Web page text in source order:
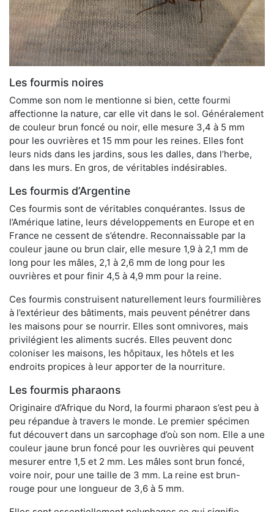
Les fourmis noires
Comme son nom le mentionne si bien, cette fourmi
affectionne la nature, car elle vit dans le sol. Généralement
de couleur brun foncé ou noir, elle mesure 3,4 à 5 mm
pour les ouvrières et 15 mm pour les reines. Elles font
leurs nids dans les jardins, sous les dalles, dans l’herbe,
dans les murs. En gros, de véritables indésirables.
Les fourmis d’Argentine
Ces fourmis sont de véritables conquérantes. Issus de
l’Amérique latine, leurs développements en Europe et en
France ne cessent de s’étendre. Reconnaissable par la
couleur jaune ou brun clair, elle mesure 1,9 à 2,1 mm de
long pour les mâles, 2,1 à 2,6 mm de long pour les
ouvrières et pour finir 4,5 à 4,9 mm pour la reine.
Ces fourmis construisent naturellement leurs fourmilières
à l’extérieur des bâtiments, mais peuvent pénétrer dans
les maisons pour se nourrir. Elles sont omnivores, mais
privilégient les aliments sucrés. Elles peuvent donc
coloniser les maisons, les hôpitaux, les hôtels et les
endroits propices à leur apporter de la nourriture.
Les fourmis pharaons
Originaire d’Afrique du Nord, la fourmi pharaon s’est peu à
peu répandue à travers le monde. Le premier spécimen
fut découvert dans un sarcophage d’où son nom. Elle a une
couleur jaune brun foncé pour les ouvrières qui peuvent
mesurer entre 1,5 et 2 mm. Les mâles sont brun foncé,
voire noir, pour une taille de 3 mm. La reine est brun-
rouge pour une longueur de 3,6 à 5 mm.